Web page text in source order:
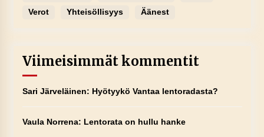
Verot
Yhteisöllisyys Äänest
Viimeisimmät kommentit
Sari Järveläinen: Hyötyykö Vantaa lentoradasta?
Vaula Norrena: Lentorata on hullu hanke